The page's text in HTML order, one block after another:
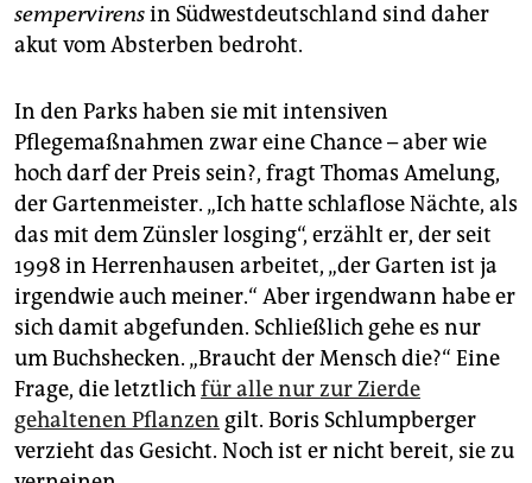
sempervirensin Südwestdeutschland sind daher
akut vom Absterben bedroht.
In den Parks haben sie mit intensiven
Pflegemaßnahmen zwar eine Chance – aber wie
hoch darf der Preis sein?, fragt Thomas Amelung,
der Gartenmeister. „Ich hatte schlaflose Nächte, als
das mit dem Zünsler losging“, erzählt er, der seit
1998 in Herrenhausen arbeitet, „der Garten ist ja
irgendwie auch meiner.“ Aber irgendwann habe er
sich damit abgefunden. Schließlich gehe es nur
um Buchshecken. „Braucht der Mensch die?“ Eine
Frage, die letztlichfür alle nur zur Zierde
gehaltenen Pflanzen gilt. Boris Schlumpberger
verzieht das Gesicht. Noch ist er nicht bereit, sie zu